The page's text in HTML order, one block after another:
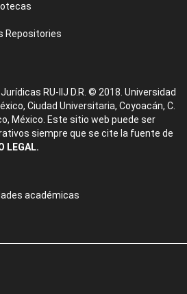
Repositories
RU-IIJ D.R. © 2018. Universidad
Ciudad Universitaria, Coyoacán, C.
México. Este sitio web puede ser
siempre que se cite la fuente de
LEGAL.
académicas